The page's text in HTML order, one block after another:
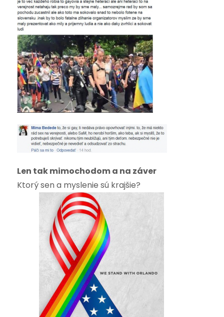
Len tak mimochodom a na záver
Ktorý sen a myslenie sú krajšie?